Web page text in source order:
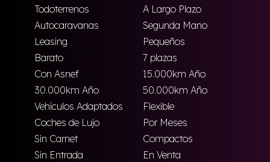
Todoterrenos
A Largo Plazo
Autocaravanas
Segunda Mano
Leasing
Pequeños
Barato
7 plazas
Con Asnef
15.000km Año
30.000km Año
50.000km Año
Vehículos Adaptados
Flexible
Coches de Lujo
Por Meses
Sin Carnet
Compactos
Sin Entrada
En Venta